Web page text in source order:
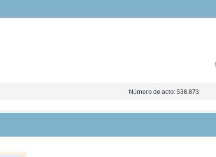
Número de acto: 538.873